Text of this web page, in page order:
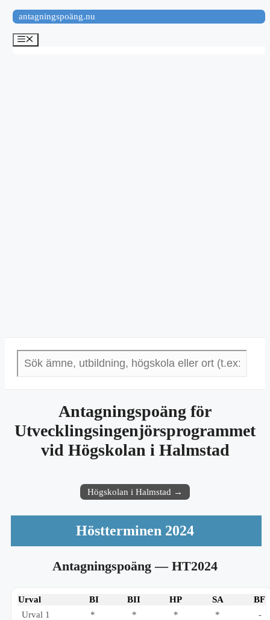
Hoppa
till
innehåll
antagningspoäng.nu
Meny
Antagningspoäng för
Utvecklingsingenjörsprogrammet
vid Högskolan i Halmstad
Högskolan i Halmstad →
Höstterminen 2024
Antagningspoäng— HT2024
Urval BI BII HP SA
BF
Urval 1
* * * *
-